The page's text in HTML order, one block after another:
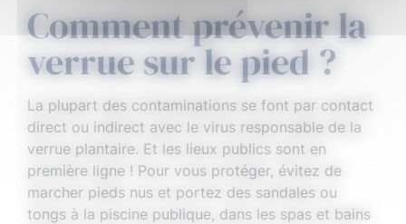
Comment prévenir la
verrue sur le pied ?
La plupart des contaminations se font par contact
direct ou indirect avec le virus responsable de la
verrue plantaire. Et les lieux publics sont en
première ligne ! Pour vous protéger, évitez de
marcher pieds nus et portez des sandales ou
tongs à la piscine publique, dans les spas et bains